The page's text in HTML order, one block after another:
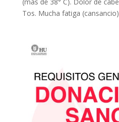
Tos. Mucha fatiga